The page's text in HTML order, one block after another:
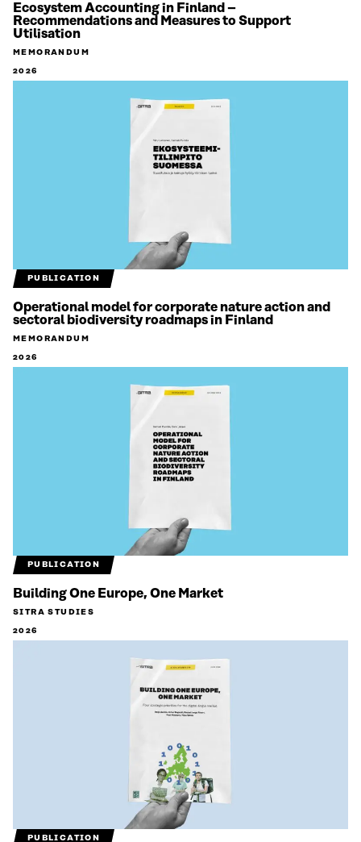
Ecosystem Accounting in Finland –
Recommendations and Measures to Support
Utilisation
MEMORANDUM
2026
PUBLICATION
Operational model for corporate nature action and
sectoral biodiversity roadmaps in Finland
MEMORANDUM
2026
PUBLICATION
Building One Europe, One Market
SITRA STUDIES
2026
PUBLICATION